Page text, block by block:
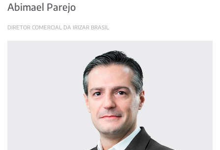
Abimael Parejo
DIRETOR COMERCIAL DA IRIZAR BRASIL